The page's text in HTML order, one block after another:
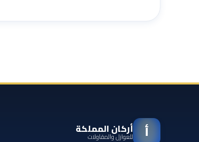
أ أركان المملكة
للعوازل والمقاولات